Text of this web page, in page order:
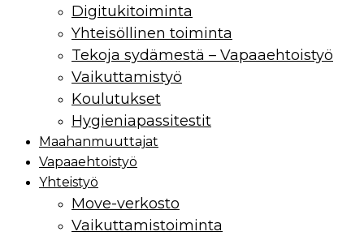
Digitukitoiminta
Yhteisöllinen toiminta
Tekoja sydämestä – Vapaaehtoistyö
Vaikuttamistyö
Koulutukset
Hygieniapassitestit
Maahan­muuttajat
Vapaaehtoistyö
Yhteistyö
Move-verkosto
Vaikuttamis­toiminta